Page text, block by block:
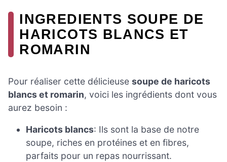
INGREDIENTS SOUPE DE
HARICOTS BLANCS ET
ROMARIN
Pour réaliser cette délicieuse soupe de haricots
blancs et romarin, voici les ingrédients dont vous
aurez besoin :
Haricots blancs: Ils sont la base de notre
soupe, riches en protéines et en fibres,
parfaits pour un repas nourrissant.